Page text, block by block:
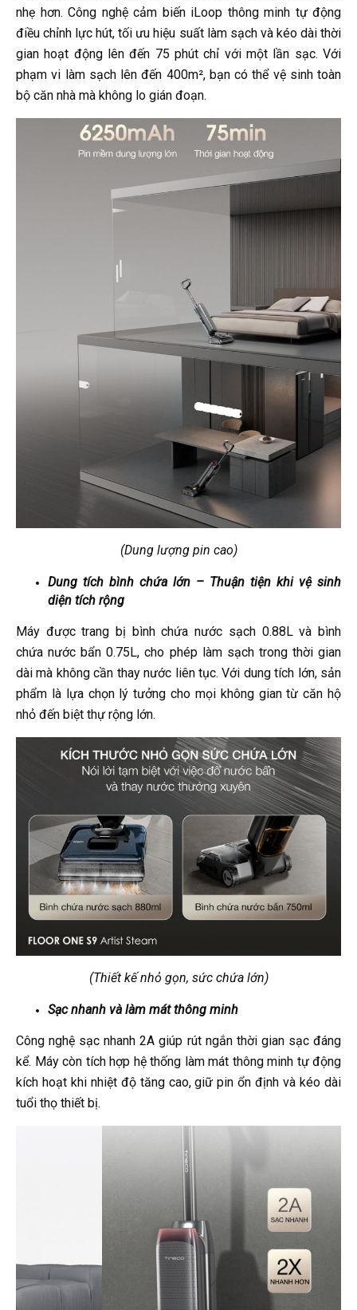
nhẹ hơn. Công nghệ cảm biến iLoop thông minh tự động
điều chỉnh lực hút, tối ưu hiệu suất làm sạch và kéo dài thời
gian hoạt động lên đến 75 phút chỉ với một lần sạc. Với
phạm vi làm sạch lên đến 400m², bạn có thể vệ sinh toàn
bộ căn nhà mà không lo gián đoạn.
(Dung lượng pin cao)
Dung tích bình chứa lớn – Thuận tiện khi vệ sinh
diện tích rộng
Máy được trang bị bình chứa nước sạch 0.88L và bình
chứa nước bẩn 0.75L, cho phép làm sạch trong thời gian
dài mà không cần thay nước liên tục. Với dung tích lớn, sản
phẩm là lựa chọn lý tưởng cho mọi không gian từ căn hộ
nhỏ đến biệt thự rộng lớn.
(Thiết kế nhỏ gọn, sức chứa lớn)
Sạc nhanh và làm mát thông minh
Công nghệ sạc nhanh 2A giúp rút ngắn thời gian sạc đáng
kể. Máy còn tích hợp hệ thống làm mát thông minh tự động
kích hoạt khi nhiệt độ tăng cao, giữ pin ổn định và kéo dài
tuổi thọ thiết bị.